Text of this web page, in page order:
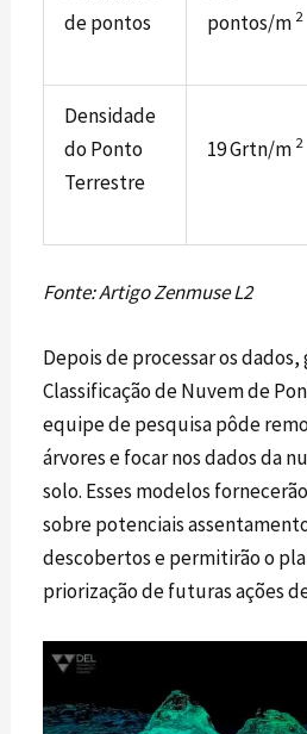
de pontos
pontos/m 2
Densidade
do Ponto
Terrestre
19 Grtn/m 2
Fonte:Artigo Zenmuse L2
Depois de processar os
Classificação deNuvem de
equipe de pesquisa pôde
árvores e focar nos dados da
solo. Esses modelos
sobre potenciais
descobertos e permitirão o
priorização de futuras ações